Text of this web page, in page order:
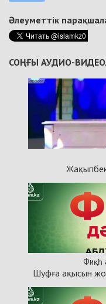
Әлеуметтік
СОҢҒЫ АУДИО-
Фиқһ
Шуфға ақысын